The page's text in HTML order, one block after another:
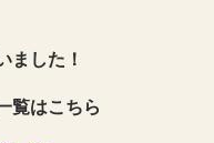
ました！
覧はこちら